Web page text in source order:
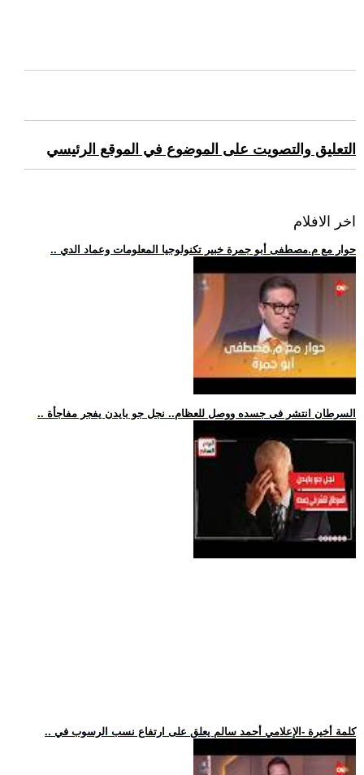
التعليق والتصويت على الموضوع في الموقع الرئيسي
اخر الافلام
.. حوار مع م.مصطفى أبو جمرة خبير تكنولوجيا المعلومات وعماد الدي
.. السرطان انتشر فى جسده ووصل للعظام.. نجل جو بايدن يفجر مفاجأة
.. كلمة أخيرة -الإعلامي أحمد سالم يعلق على ارتفاع نسب الرسوب في